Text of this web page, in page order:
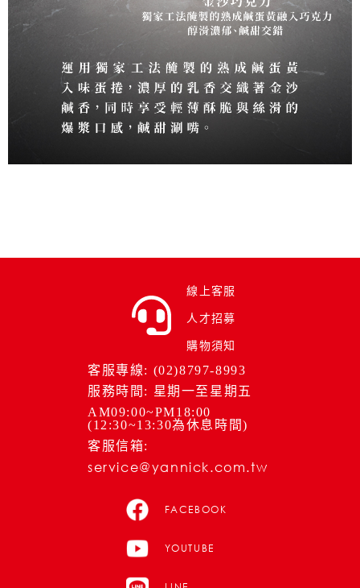
線上客服
人才招募
購物須知
客服專線: (02)8797-8993
服務時間: 星期一至星期五
AM09:00~PM18:00
(12:30~13:30為休息時間)
客服信箱:
service@yannick.com.tw
FACEBOOK
YOUTUBE